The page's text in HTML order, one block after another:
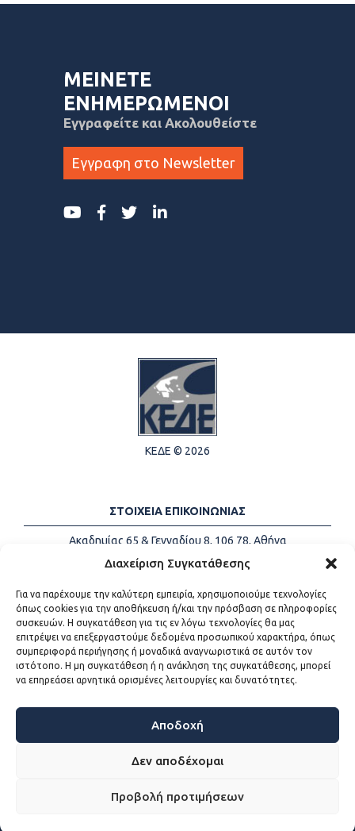
Διαχείριση Συγκατάθεσης
Για να παρέχουμε την καλύτερη εμπειρία, χρησιμοποιούμε τεχνολογίες
όπως cookies για την αποθήκευση ή/και την πρόσβαση σε πληροφορίες
συσκευών. Η συγκατάθεση για τις εν λόγω τεχνολογίες θα μας
επιτρέψει να επεξεργαστούμε δεδομένα προσωπικού χαρακτήρα, όπως
συμπεριφορά περιήγησης ή μοναδικά αναγνωριστικά σε αυτόν τον
ιστότοπο. Η μη συγκατάθεση ή η ανάκληση της συγκατάθεσης, μπορεί
να επηρεάσει αρνητικά ορισμένες λειτουργίες και δυνατότητες.
Αποδοχή
Δεν αποδέχομαι
Προβολή προτιμήσεων
ΜΕΙΝΕΤΕ
ΕΝΗΜΕΡΩΜΕΝΟΙ
Εγγραφείτε και Ακολουθείστε
Εγγραφη στο Newsletter
ΚΕΔΕ © 2026
ΣΤΟΙΧΕΙΑ ΕΠΙΚΟΙΝΩΝΙΑΣ
Ακαδημίας 65 & Γενναδίου 8, 106 78, Αθήνα
Τηλέφωνα:
+30 213-2147500
Email:
info@kede.gr
ΧΡΗΣΙΜΟΙ ΣΥΝΔΕΣΜΟΙ
Η ΚΕΔΕ
Sitemap
Προσβασιμότητα
Όροι χρήσης
WEB DEVELOPMENT BY ΕΓΚΡΙΤΟΣ GROUP - ΣΥΝΕΡΓΑΣΙΑ Α.Ε.